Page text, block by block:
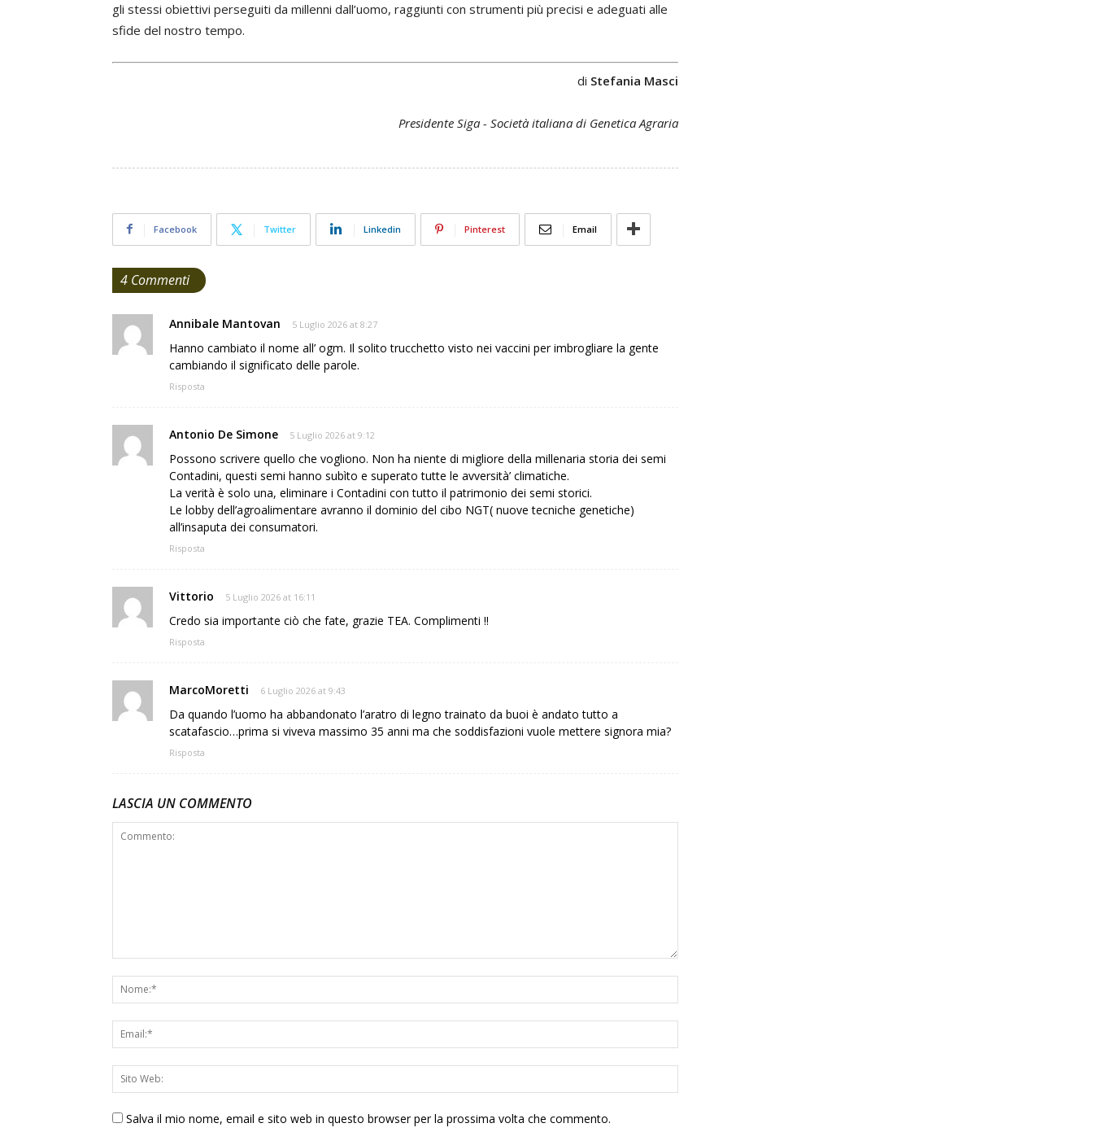
gli stessi obiettivi perseguiti da millenni dall’uomo, raggiunti con strumenti più precisi e adeguati alle
sfide del nostro tempo.
di Stefania Masci
Presidente Siga - Società italiana di Genetica Agraria
Facebook Twitter Linkedin Pinterest Email
4 Commenti
Annibale Mantovan 5 Luglio 2026 at 8:27
Hanno cambiato il nome all’ ogm. Il solito trucchetto visto nei vaccini per imbrogliare la gente
cambiando il significato delle parole.
Risposta
Antonio De Simone 5 Luglio 2026 at 9:12
Possono scrivere quello che vogliono. Non ha niente di migliore della millenaria storia dei semi
Contadini, questi semi hanno subìto e superato tutte le avversità’ climatiche.
La verità è solo una, eliminare i Contadini con tutto il patrimonio dei semi storici.
Le lobby dell’agroalimentare avranno il dominio del cibo NGT( nuove tecniche genetiche)
all’insaputa dei consumatori.
Risposta
Vittorio 5 Luglio 2026 at 16:11
Credo sia importante ciò che fate, grazie TEA. Complimenti !!
Risposta
MarcoMoretti 6 Luglio 2026 at 9:43
Da quando l’uomo ha abbandonato l’aratro di legno trainato da buoi è andato tutto a
scatafascio…prima si viveva massimo 35 anni ma che soddisfazioni vuole mettere signora mia?
Risposta
LASCIA UN COMMENTO
Salva il mio nome, email e sito web in questo browser per la prossima volta che commento.